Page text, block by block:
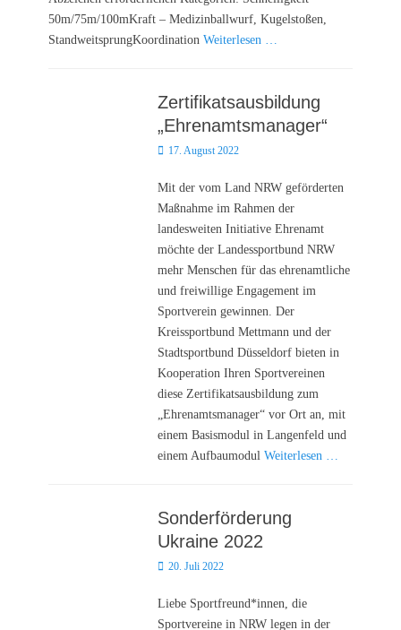
50m/75m/100mKraft – Medizinballwurf, Kugelstoßen,
StandweitsprungKoordination Weiterlesen …
Zertifikatsausbildung
„Ehrenamtsmanager“
Posted
17. August 2022
Mit der vom Land NRW geförderten
Maßnahme im Rahmen der
landesweiten Initiative Ehrenamt
möchte der Landessportbund NRW
mehr Menschen für das ehrenamtliche
und freiwillige Engagement im
Sportverein gewinnen. Der
Kreissportbund Mettmann und der
Stadtsportbund Düsseldorf bieten in
Kooperation Ihren Sportvereinen
diese Zertifikatsausbildung zum
„Ehrenamtsmanager“ vor Ort an, mit
einem Basismodul in Langenfeld und
einem AufbaumodulWeiterlesen …
Sonderförderung
Ukraine 2022
Posted
20. Juli 2022
Liebe Sportfreund*innen, die
Sportvereine in NRW legen in der